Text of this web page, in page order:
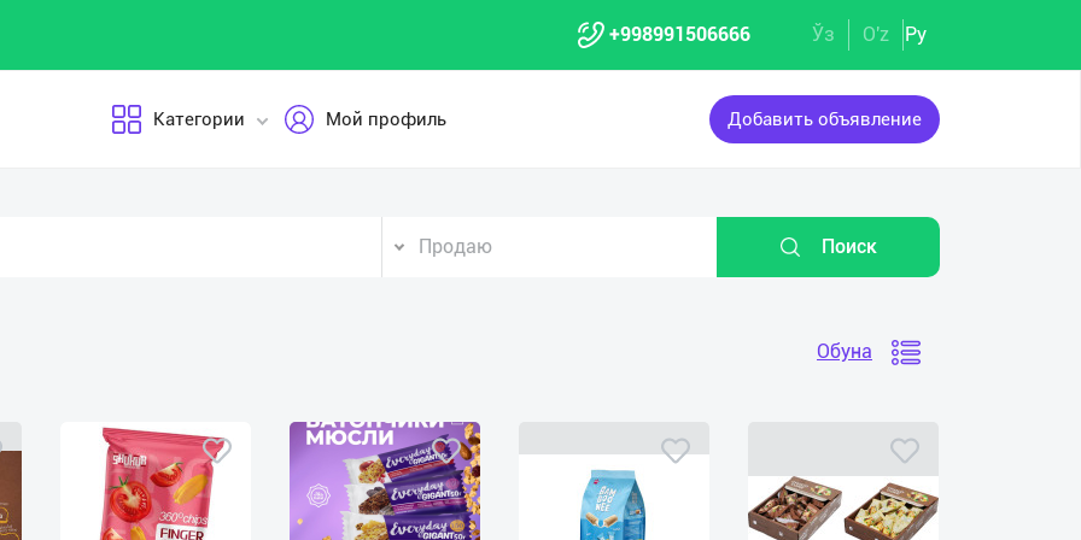
+998991506666 Ўз O'z Ру
Добавить объявление
Категории Мой профиль
Продаю Поиск
Обуна